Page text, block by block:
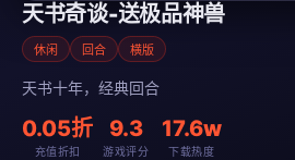
天书奇谈-送极品神兽
休闲 回合 横版
天书十年，经典回合
0.05折
充值折扣
9.3
游戏评分
17.6w
下载热度